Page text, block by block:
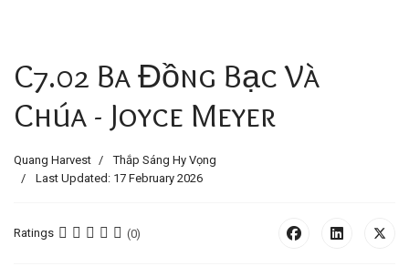
C7.02 Ba Đồng Bạc Và
Chúa - Joyce Meyer
Quang Harvest
Thắp Sáng Hy Vọng
Last Updated: 17 February 2026
Ratings (0)